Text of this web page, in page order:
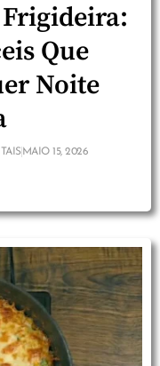
Que
Noite
MAIO 15, 2026